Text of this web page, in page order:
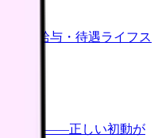
給与・待遇ライフス
きこと——正しい初動が